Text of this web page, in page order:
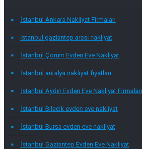
İstanbul Ankara Nakliyat Firmaları
istanbul gaziantep arası nakliyat
İstanbul Çorum Evden Eve Nakliyat
İstanbul antalya nakliyat fiyatları
İstanbul Aydın Evden Eve Nakliyat Firmaları
İstanbul Bilecik evden eve nakliyat
İstanbul Bursa evden eve nakliyat
İstanbul Gaziantep Evden Eve Nakliyat